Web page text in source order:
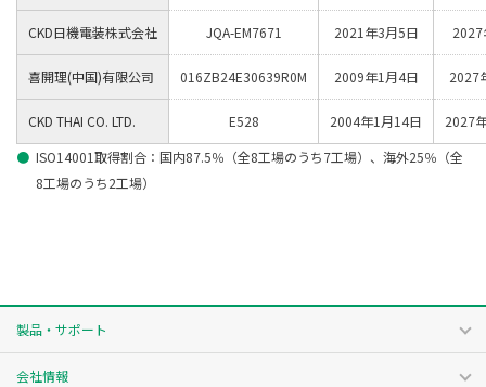
CKD日機電装株式会社 JQA-EM7671 2021年3月5日
喜開理(中国)有限公司 016ZB24E30639R0M 2009年1月4日 2027
CKD THAI CO. LTD. E528 2004年1月14日
2027
● ISO14001取得割合：国内87.5％（全8工場のうち7工場）、海外25％（全
8工場のうち2工場）
製品・サポート
会社情報